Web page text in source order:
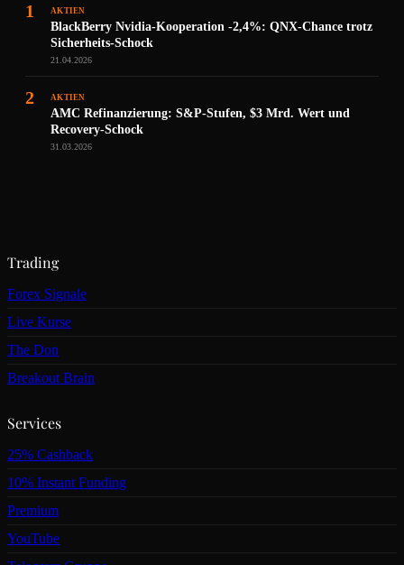
1 AKTIEN
BlackBerry Nvidia-Kooperation -2,4%: QNX-Chance trotz
Sicherheits-Schock
21.04.2026
2 AKTIEN
AMC Refinanzierung: S&P-Stufen, $3 Mrd. Wert und
Recovery-Schock
31.03.2026
Trading
Forex Signale
Live Kurse
The Don
Breakout Brain
Services
25% Cashback
10% Instant Funding
Premium
YouTube